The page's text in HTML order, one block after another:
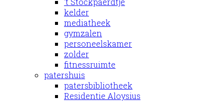
kelder
mediatheek
gymzalen
personeelskamer
zolder
fitnessruimte
patershuis
patersbibliotheek
Residentie Aloysius